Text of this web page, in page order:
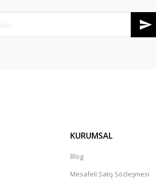
KURUMSAL
Blog
Mesafeli Satış Sözleşmesi